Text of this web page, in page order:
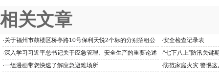
相关文章
·关于福州市鼓楼区桥亭路10号保利天悦2个标的分别招租公
告
·安全检查记录表
·深入学习习近平总书记关于应急管理、安全生产的重要论述
和重要指示批示精神
·“七下八上”防汛关键
·一组漫画带您快速了解应急避难场所 ·防范家庭火灾 警惕